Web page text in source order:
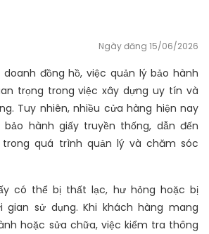
Ngày đăng 15/06/2026
đồng hồ, việc quản lý bảo hành
trọng trong việc xây dựng uy tín và
Tuy nhiên, nhiều cửa hàng hiện nay
hành giấy truyền thống, dẫn đến
quá trình quản lý và chăm sóc
có thể bị thất lạc, hư hỏng hoặc bị
sử dụng. Khi khách hàng mang
hoặc sửa chữa, việc kiểm tra thông